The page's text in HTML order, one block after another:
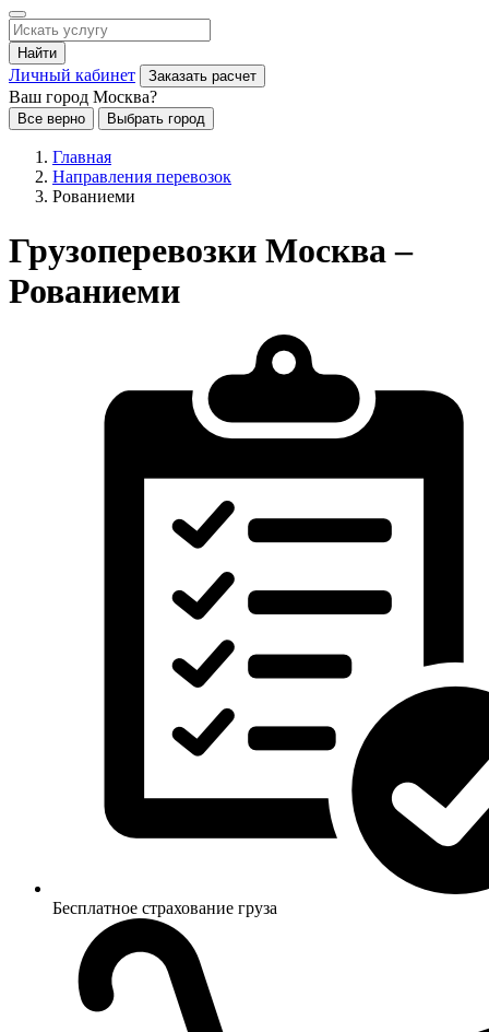
Найти
Личный кабинет Заказать расчет
Ваш город Москва?
Все верно Выбрать город
Главная
Направления перевозок
Рованиеми
Грузоперевозки Москва –
Рованиеми
Бесплатное страхование груза